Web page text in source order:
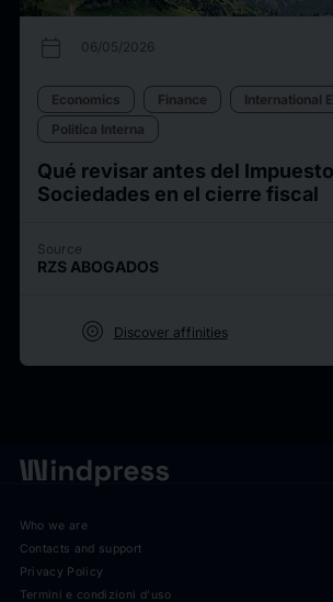
calendar_today 06/05/2026
Economics Finance
International
Politica Interna
Qué revisar antes del
Sociedades en el cierre fiscal
Source
RZS ABOGADOS
target Discover affinities
Who we are
Contacts and support
Privacy Policy
Termini e condizioni d'uso